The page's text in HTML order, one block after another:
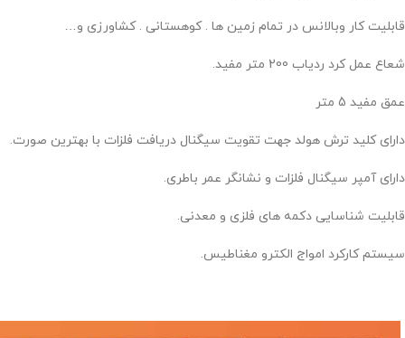
قابلیت کار وبالانس در تمام زمین ها . کوهستانی . کشاورزی و…
شعاع عمل کرد ردیاب 200 متر مفید.
عمق مفید 5 متر
دارای کلید ترش هولد جهت تقویت سیگنال دریافت فلزات با بهترین صورت.
دارای آمپر سیگنال فلزات و نشانگر عمر باطری.
قابلیت شناسایی دکمه های فلزی و معدنی.
سیستم کارکرد امواج الکترو مغناطیس.